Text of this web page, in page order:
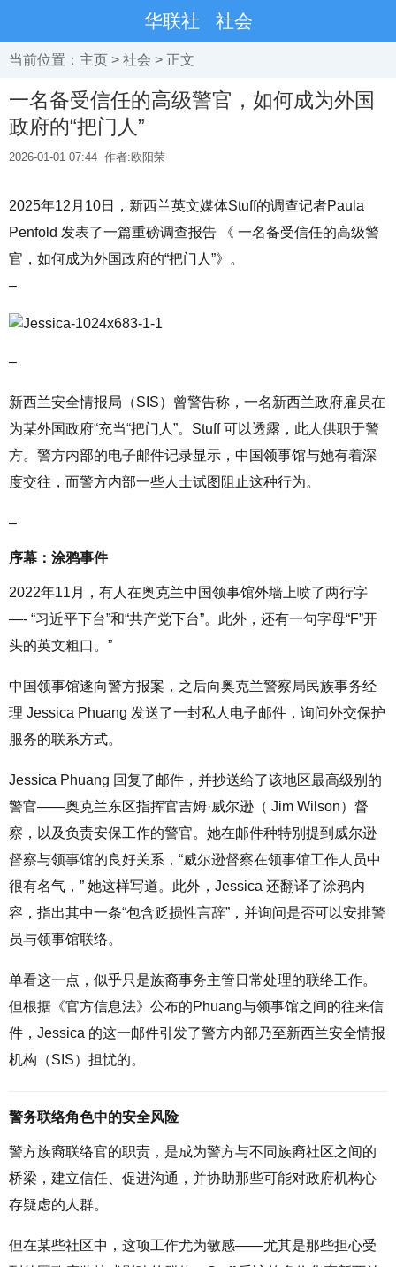
华联社 社会
当前位置： 主页 > 社会 > 正文
一名备受信任的高级警官，如何成为外国
政府的“把门人”
2026-01-01 07:44 作者:欧阳荣
2025年12月10日，新西兰英文媒体Stuff的调查记者Paula
Penfold 发表了一篇重磅调查报告 《 一名备受信任的高级警
官，如何成为外国政府的“把门人”》。
–
–
新西兰安全情报局（SIS）曾警告称，一名新西兰政府雇员在
为某外国政府“充当“把门人”。Stuff 可以透露，此人供职于警
方。警方内部的电子邮件记录显示，中国领事馆与她有着深
度交往，而警方内部一些人士试图阻止这种行为。
–
序幕：涂鸦事件
2022年11月，有人在奥克兰中国领事馆外墙上喷了两行字
—- “习近平下台”和“共产党下台”。此外，还有一句字母“F”开
头的英文粗口。”
中国领事馆遂向警方报案，之后向奥克兰警察局民族事务经
理 Jessica Phuang 发送了一封私人电子邮件，询问外交保护
服务的联系方式。
Jessica Phuang 回复了邮件，并抄送给了该地区最高级别的
警官——奥克兰东区指挥官吉姆·威尔逊（ Jim Wilson）督
察，以及负责安保工作的警官。她在邮件种特别提到威尔逊
督察与领事馆的良好关系，“威尔逊督察在领事馆工作人员中
很有名气，” 她这样写道。此外，Jessica 还翻译了涂鸦内
容，指出其中一条“包含贬损性言辞”，并询问是否可以安排警
员与领事馆联络。
单看这一点，似乎只是族裔事务主管日常处理的联络工作。
但根据《官方信息法》公布的Phuang与领事馆之间的往来信
件，Jessica 的这一邮件引发了警方内部乃至新西兰安全情报
机构（SIS）担忧的。
警务联络角色中的安全风险
警方族裔联络官的职责，是成为警方与不同族裔社区之间的
桥梁，建立信任、促进沟通，并协助那些可能对政府机构心
存疑虑的人群。
但在某些社区中，这项工作尤为敏感——尤其是那些担心受